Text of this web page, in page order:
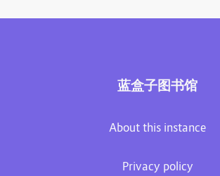
蓝盒子图书馆
About this instance
Privacy policy